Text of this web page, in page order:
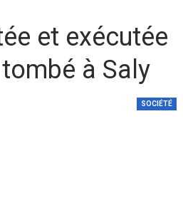
et exécutée
à Saly
SOCIÉTÉ